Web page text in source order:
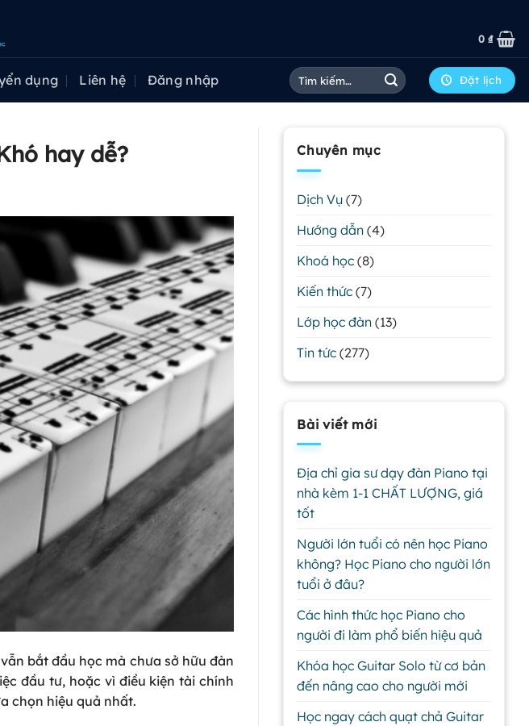
0 ₫
dụng Liên hệ Đăng nhập
Tìm
kiếm:
Đặt lịch
hay dễ?
bắt đầu học mà chưa sở hữu đàn
đầu tư, hoặc vì điều kiện tài chính
chọn hiệu quả nhất.
Chuyên mục
Dịch Vụ (7)
Hướng dẫn (4)
Khoá học (8)
Kiến thức (7)
Lớp học đàn (13)
Tin tức (277)
Bài viết mới
Địa chỉ gia sư dạy đàn Piano tại
nhà kèm 1-1 CHẤT LƯỢNG, giá
tốt
Người lớn tuổi có nên học Piano
không? Học Piano cho người lớn
tuổi ở đâu?
Các hình thức học Piano cho
người đi làm phổ biến hiệu quả
Khóa học Guitar Solo từ cơ bản
đến nâng cao cho người mới
Học ngay cách quạt chả Guitar